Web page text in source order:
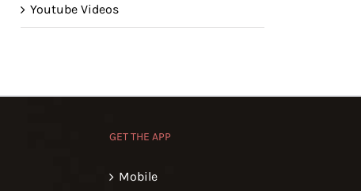
Youtube Videos
GET THE APP
Mobile